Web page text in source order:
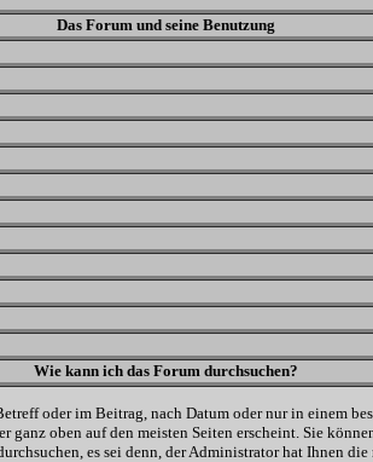
Das Forum und seine Benutzung
Wie kann ich das Forum durchsuchen?
oder im Beitrag, nach Datum oder nur in einem
oben auf den meisten Seiten erscheint. Sie
es sei denn, der Administrator hat Ihnen